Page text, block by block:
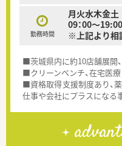
勤務時間
月火水木金土
09：00～19:00
※上記より相
■茨城県内に約10店舗展開
■クリーンベンチ、在宅医
■資格取得支援制度あり、
仕事や会社にプラスになる